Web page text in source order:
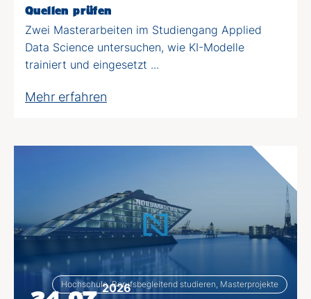
Quellen prüfen
Zwei Masterarbeiten im Studiengang Applied
Data Science untersuchen, wie KI-Modelle
trainiert und eingesetzt ...
Mehr erfahren
Hochschule, Berufsbegleitend studieren, Masterprojekte
2026